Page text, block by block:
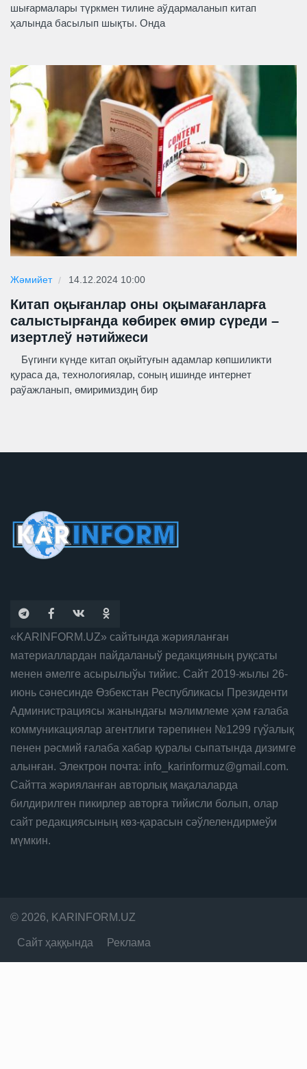
шығармалары түркмен тилине аўдармаланып китап
ҳалында басылып шықты. Онда
Жәмийет 14.12.2024 10:00
Китап оқығанлар оны оқымағанларға
салыстырғанда көбирек өмир сүреди –
изертлеў нәтийжеси
Бүгинги күнде китап оқыйтуғын адамлар көпшиликти
қураса да, технологиялар, соның ишинде интернет
раўажланып, өмиримиздиң бир
«KARINFORM.UZ» сайтында жәрияланған
материаллардан пайдаланыў редакцияның руқсаты
менен әмелге асырылыўы тийис. Сайт 2019-жылы 26-
июнь сәнесинде Өзбекстан Республикасы Президенти
Администрациясы жанындағы мәлимлеме ҳәм ғалаба
коммуникациялар агентлиги тәрепинен №1299 гүўалық
пенен рәсмий ғалаба хабар қуралы сыпатында дизимге
алынған. Электрон почта: info_karinformuz@gmail.com.
Сайтта жәрияланған авторлық мақалаларда
билдирилген пикирлер авторға тийисли болып, олар
сайт редакциясының көз-қарасын сәўлелендирмеўи
мүмкин.
© 2026, KARINFORM.UZ
Сайт ҳаққында Реклама